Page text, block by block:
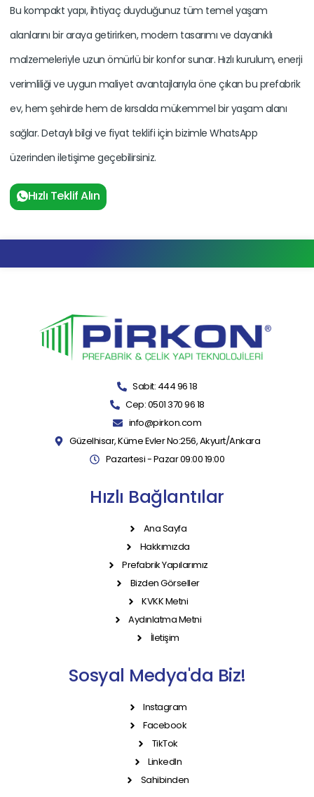
Bu kompakt yapı, ihtiyaç duyduğunuz tüm temel yaşam
alanlarını bir araya getirirken, modern tasarımı ve dayanıklı
malzemeleriyle uzun ömürlü bir konfor sunar. Hızlı kurulum, enerji
verimliliği ve uygun maliyet avantajlarıyla öne çıkan bu prefabrik
ev, hem şehirde hem de kırsalda mükemmel bir yaşam alanı
sağlar. Detaylı bilgi ve fiyat teklifi için bizimle WhatsApp
üzerinden iletişime geçebilirsiniz.
Hızlı Teklif Alın
Sabit: 444 96 18
Cep: 0501 370 96 18
info@pirkon.com
Güzelhisar, Küme Evler No:256, Akyurt/Ankara
Pazartesi - Pazar 09:00 19:00
Hızlı Bağlantılar
Ana Sayfa
Hakkımızda
Prefabrik Yapılarımız
Bizden Görseller
KVKK Metni
Aydınlatma Metni
İletişim
Sosyal Medya'da Biz!
Instagram
Facebook
TikTok
LinkedIn
Sahibinden